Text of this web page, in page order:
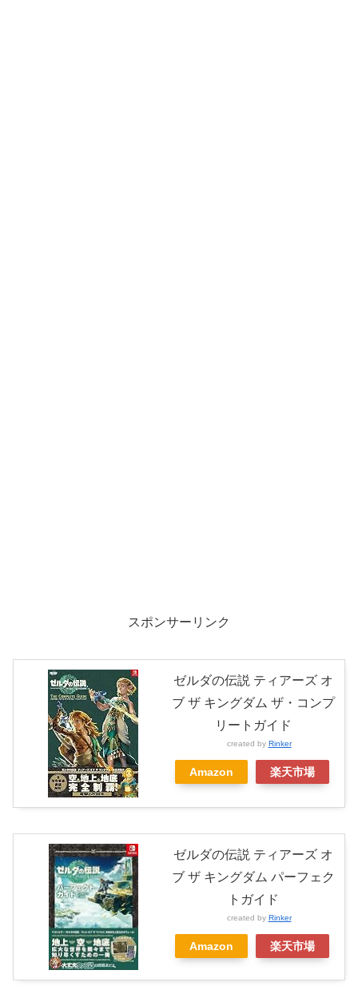
スポンサーリンク
ゼルダの伝説 ティアーズ オ
ブ ザ キングダム ザ・コンプ
リートガイド
created by Rinker
Amazon 楽天市場
ゼルダの伝説 ティアーズ オ
ブ ザ キングダム パーフェク
トガイド
created by Rinker
Amazon 楽天市場